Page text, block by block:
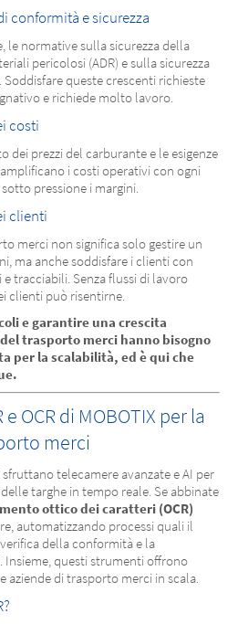
conformità e sicurezza
le normative sulla sicurezza della
pericolosi (ADR) e sulla sicurezza
queste crescenti richieste
e richiede molto lavoro.
costi
dei prezzi del carburante e le esigenze
i costi operativi con ogni
pressione i margini.
clienti
merci non significa solo gestire un
ma anche soddisfare i clienti con
tracciabili. Senza flussi di lavoro
clienti può risentirne.
e garantire una crescita
trasporto merci hanno bisogno
per la scalabilità, ed è qui che
OCR di MOBOTIX per la
merci
sfruttano telecamere avanzate e AI per
targhe in tempo reale. Se abbinate
ottico dei caratteri (OCR)
automatizzando processi quali il
della conformità e la
questi strumenti offrono
aziende di trasporto merci in scala.